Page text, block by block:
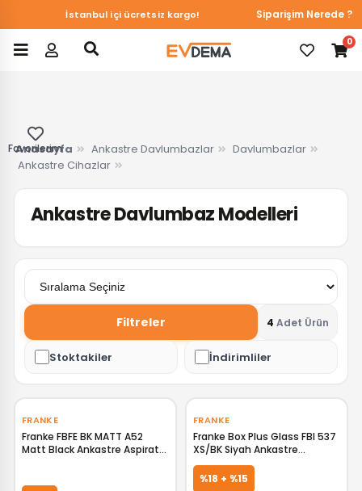
İstanbul içi ücretsiz kargo! Siparişim Nerede ?
Favorilerim
0
Anasayfa Ankastre Davlumbazlar
Davlumbazlar
Ankastre Cihazlar
Ankastre Davlumbaz Modelleri
Filtreler 4 Adet Ürün
Stoktakiler İndirimliler
FRANKE
Franke FBFE BK MATT A52
Matt Black Ankastre Aspiratör
GELİNCE HABER VER
FRANKE
Franke Box Plus Glass FBI 537
XS/BK Siyah Ankastre
Gömme Davlumbaz
305.0528.070 F305.0528.070
%18 + %15